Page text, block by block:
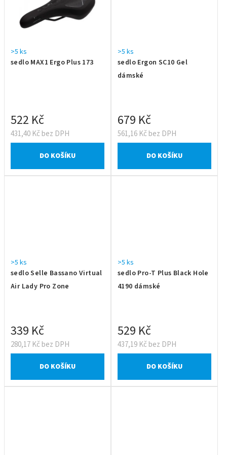
sedlo MAX1 Ergo Plus 173
>5 ks
431,40 Kč bez DPH
522 Kč
DO KOŠÍKU
sedlo Ergon SC10 Gel
dámské
>5 ks
561,16 Kč bez DPH
679 Kč
DO KOŠÍKU
sedlo Selle Bassano Virtual
Air Lady Pro Zone
>5 ks
280,17 Kč bez DPH
339 Kč
DO KOŠÍKU
sedlo Pro-T Plus Black Hole
4190 dámské
>5 ks
437,19 Kč bez DPH
529 Kč
DO KOŠÍKU